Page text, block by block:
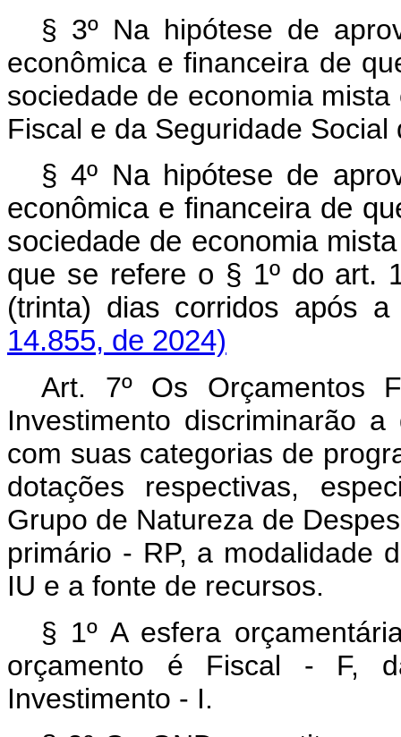
§ 3º Na hipótese de
econômica e financeira de
sociedade de economia
Fiscal e da Seguridade
§ 4º Na hipótese de
econômica e financeira de
sociedade de economia
que se refere o § 1º do art.
(trinta) dias corridos após
14.855, de 2024)
Art. 7º Os Orçamentos
Investimento discriminarão
com suas categorias de
dotações respectivas,
Grupo de Natureza de
primário - RP, a modalidade
IU e a fonte de recursos.
§ 1º A esfera
orçamento é Fiscal - F,
Investimento - I.